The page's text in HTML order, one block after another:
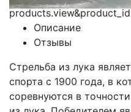
Описание
Отзывы
Стрельба из лука
спорта с 1900 года, в
соревнуются в